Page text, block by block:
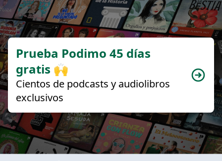
Prueba Podimo 45 días
gratis 🙌
Cientos de podcasts y audiolibros
exclusivos